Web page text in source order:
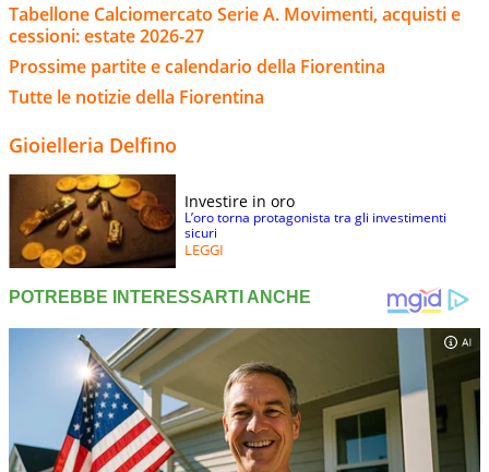
Tabellone Calciomercato Serie A. Movimenti, acquisti e
cessioni: estate 2026-27
Prossime partite e calendario della Fiorentina
Tutte le notizie della Fiorentina
Gioielleria Delfino
Investire in oro
L’oro torna protagonista tra gli investimenti
sicuri
LEGGI